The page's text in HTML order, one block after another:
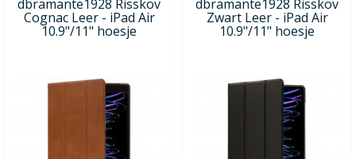
dbramante1928 Risskov
Cognac Leer - iPad Air
10.9"/11" hoesje
dbramante1928 Risskov
Zwart Leer - iPad Air
10.9"/11" hoesje